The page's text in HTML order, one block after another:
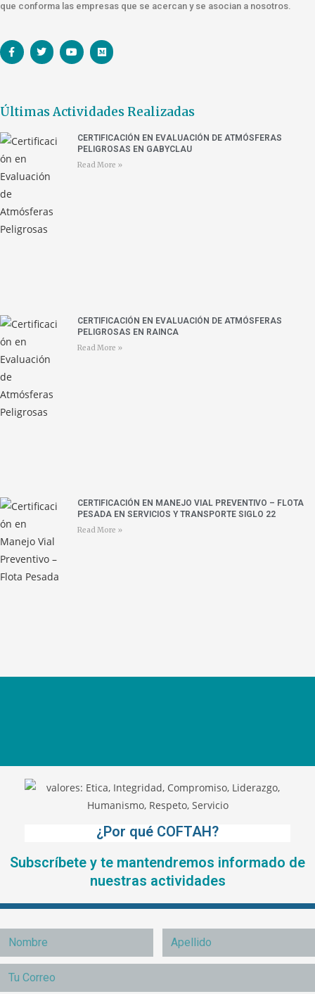
que conforma las empresas que se acercan y se asocian a nosotros.
Últimas Actividades Realizadas
CERTIFICACIÓN EN EVALUACIÓN DE ATMÓSFERAS
PELIGROSAS EN GABYCLAU
Read More »
CERTIFICACIÓN EN EVALUACIÓN DE ATMÓSFERAS
PELIGROSAS EN RAINCA
Read More »
CERTIFICACIÓN EN MANEJO VIAL PREVENTIVO – FLOTA
PESADA EN SERVICIOS Y TRANSPORTE SIGLO 22
Read More »
¿Por qué COFTAH?
Subscríbete y te mantendremos informado de
nuestras actividades